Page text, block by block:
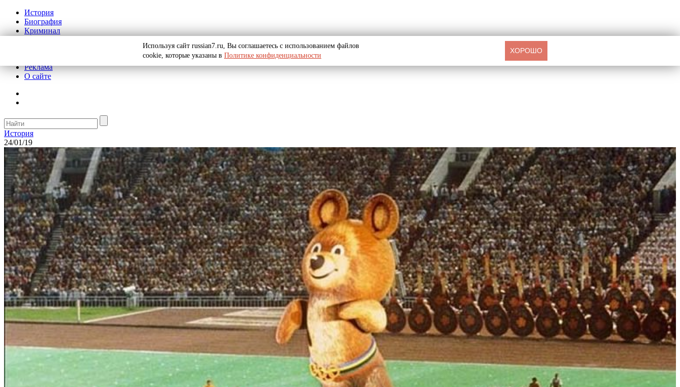
История
Биография
Криминал
Реклама
О сайте
История
24/01/19
Используя сайт russian7.ru, Вы соглашаетесь с использованием файлов
cookie, которые указаны в Политике конфиденциальности
ХОРОШО